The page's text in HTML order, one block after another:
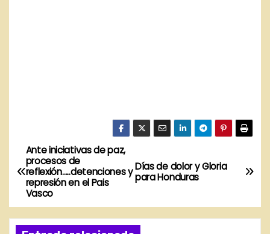
N
a
v
Días de dolor y Gloria
para Honduras
Ante iniciativas de paz,
procesos de
reflexión…..detenciones y
represión en el Pais
Vasco